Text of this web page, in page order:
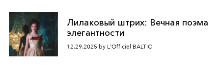
Лилаковый штрих: Вечная поэма
элегантности
12.29.2025 by L'Officiel BALTIC